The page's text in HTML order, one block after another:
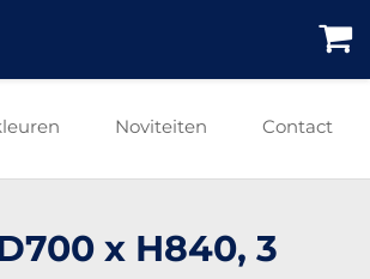
Noviteiten Contact
x H840, 3